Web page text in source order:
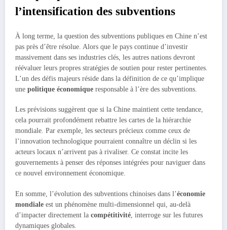
l’intensification des subventions
À long terme, la question des subventions publiques en Chine n’est
pas près d’être résolue. Alors que le pays continue d’investir
massivement dans ses industries clés, les autres nations devront
réévaluer leurs propres stratégies de soutien pour rester pertinentes.
L’un des défis majeurs réside dans la définition de ce qu’implique
une politique économique responsable à l’ère des subventions.
Les prévisions suggèrent que si la Chine maintient cette tendance,
cela pourrait profondément rebattre les cartes de la hiérarchie
mondiale. Par exemple, les secteurs précieux comme ceux de
l’innovation technologique pourraient connaître un déclin si les
acteurs locaux n’arrivent pas à rivaliser. Ce constat incite les
gouvernements à penser des réponses intégrées pour naviguer dans
ce nouvel environnement économique.
En somme, l’évolution des subventions chinoises dans l’économie
mondiale est un phénomène multi-dimensionnel qui, au-delà
d’impacter directement la compétitivité , interroge sur les futures
dynamiques globales.